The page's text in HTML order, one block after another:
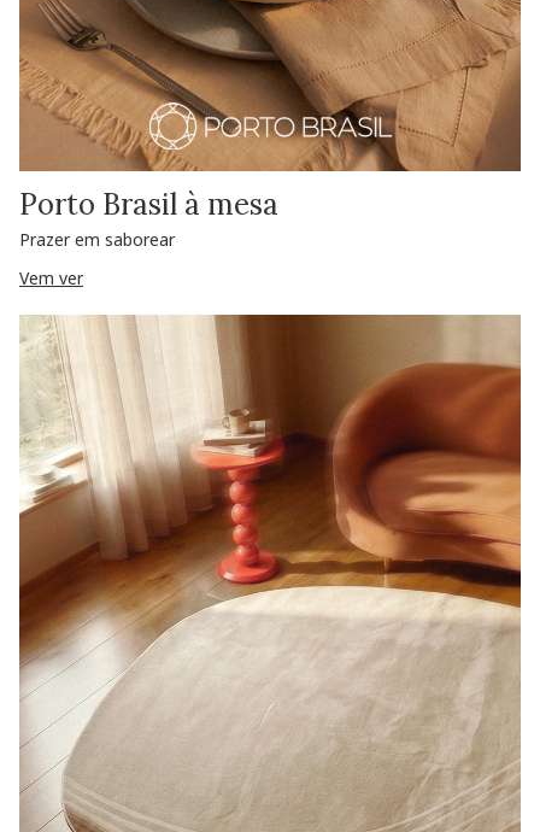
Porto Brasil à mesa
Prazer em saborear
Vem ver